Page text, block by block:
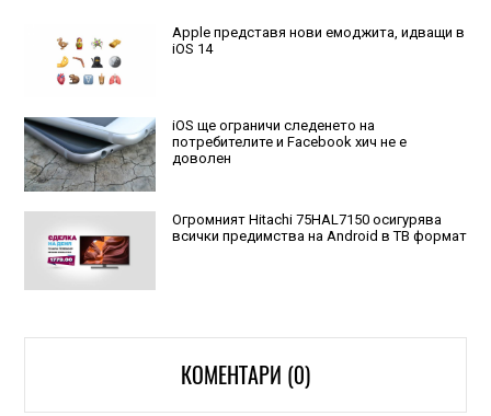
Apple представя нови емоджита, идващи в
iOS 14
iOS ще ограничи следенето на
потребителите и Facebook хич не е
доволен
Огромният Hitachi 75HAL7150 осигурява
всички предимства на Android в ТВ формат
КОМЕНТАРИ (0)